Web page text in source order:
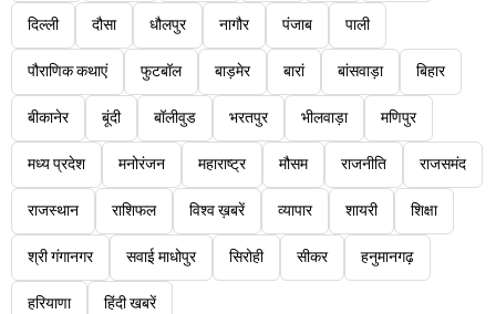
दिल्ली दौसा धौलपुर नागौर पंजाब पाली
पौराणिक कथाएं फुटबॉल बाड़मेर बारां बांसवाड़ा बिहार
बीकानेर बूंदी बॉलीवुड भरतपुर भीलवाड़ा मणिपुर
मध्य प्रदेश मनोरंजन महाराष्ट्र मौसम राजनीति राजसमंद
राजस्थान राशिफल विश्व ख़बरें व्यापार शायरी शिक्षा
श्री गंगानगर सवाई माधोपुर सिरोही सीकर हनुमानगढ़
हरियाणा हिंदी खबरें